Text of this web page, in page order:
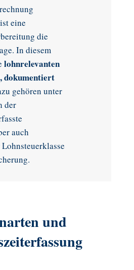
eine
die
In diesem
lohnrelevanten
dokumentiert
gehören unter
der
auch
und